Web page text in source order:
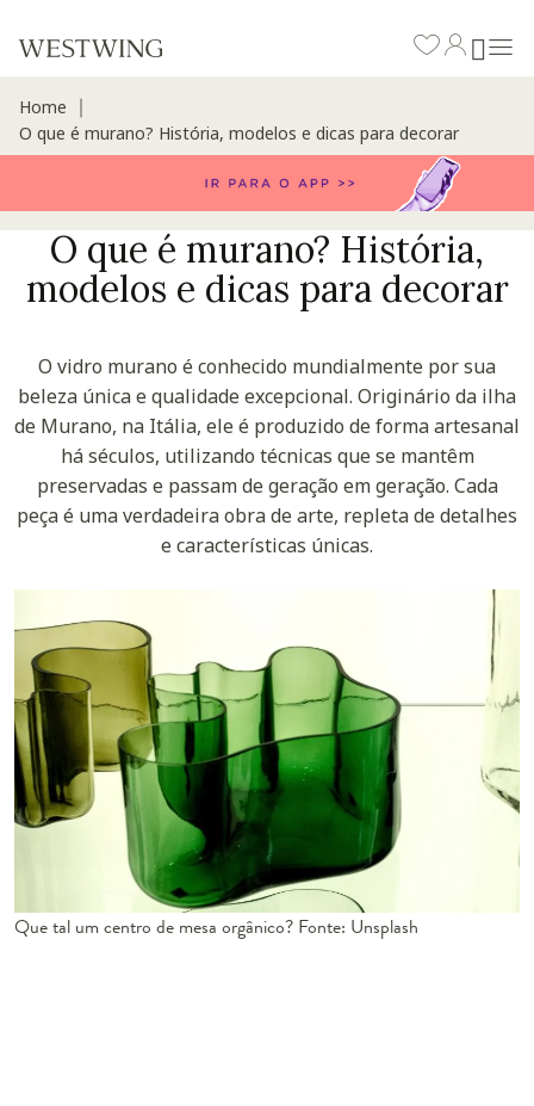
Home
O que é murano? História, modelos e dicas para decorar
O que é murano? História,
modelos e dicas para decorar
O vidro murano é conhecido mundialmente por sua
beleza única e qualidade excepcional. Originário da ilha
de Murano, na Itália, ele é produzido de forma artesanal
há séculos, utilizando técnicas que se mantêm
preservadas e passam de geração em geração. Cada
peça é uma verdadeira obra de arte, repleta de detalhes
e características únicas.
Que tal um centro de mesa orgânico? Fonte: Unsplash